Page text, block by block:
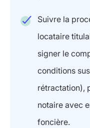
Suivre la
locataire
signer le
conditions
rétractation),
notaire avec
foncière.